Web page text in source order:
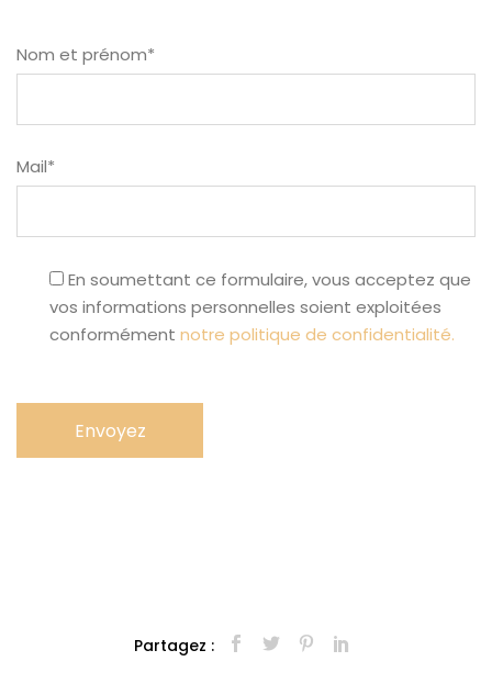
Nom et prénom*
Mail*
En soumettant ce formulaire, vous acceptez que
vos informations personnelles soient exploitées
conformément notre politique de confidentialité.
Partagez :